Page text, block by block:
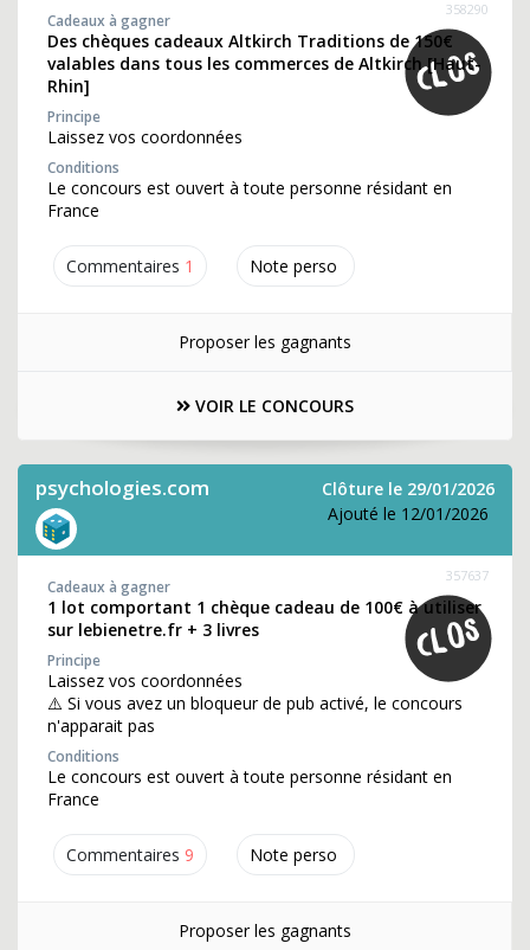
Commentaires 1 Note perso
358290
Cadeaux à gagner
Des chèques cadeaux Altkirch Traditions de 150€
valables dans tous les commerces de Altkirch [Haut-
Rhin]
Principe
Laissez vos coordonnées
Conditions
Le concours est ouvert à toute personne résidant en
France
Proposer les gagnants
VOIR LE CONCOURS
psychologies.com
Clôture le 29/01/2026
Ajouté le 12/01/2026
Commentaires 9 Note perso
357637
Cadeaux à gagner
1 lot comportant 1 chèque cadeau de 100€ à utiliser
sur lebienetre.fr + 3 livres
Principe
Laissez vos coordonnées
⚠️ Si vous avez un bloqueur de pub activé, le concours
n'apparait pas
Conditions
Le concours est ouvert à toute personne résidant en
France
Proposer les gagnants